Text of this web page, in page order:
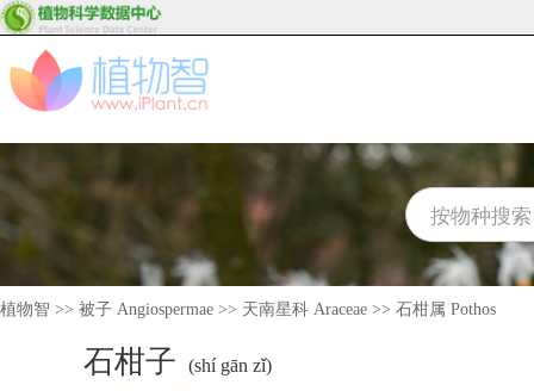
植物智 >> 被子 Angiospermae >> 天南星科 Araceae >> 石柑属 Pothos
石柑子 (shí gān zǐ)